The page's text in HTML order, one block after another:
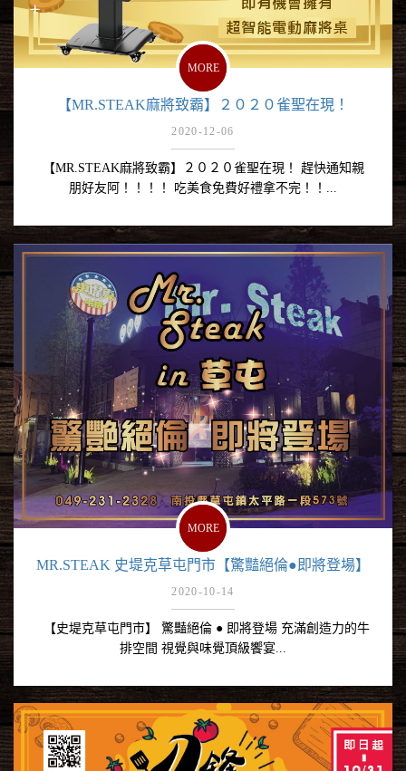
【MR.STEAK麻將致霸】２０２０雀聖在現！
2020-12-06
【MR.STEAK麻將致霸】２０２０雀聖在現！ 趕快通知親
朋好友阿！！！！ 吃美食免費好禮拿不完！！...
MORE
MR.STEAK 史堤克草屯門市【驚豔絕倫●即將登場】
2020-10-14
【史堤克草屯門市】 驚豔絕倫 ● 即將登場 充滿創造力的牛
排空間 視覺與味覺頂級饗宴...
MORE